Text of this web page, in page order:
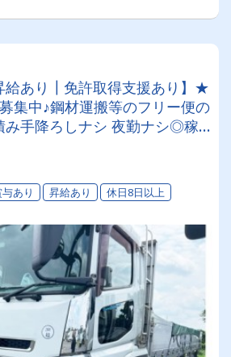
あり┃免許取得支援あり】★
集中♪鋼材運搬等のフリー便の
手降ろしナシ 夜勤ナシ◎稼
実◎未経験者歓迎◎経験者優
あり 昇給あり 休日8日以上